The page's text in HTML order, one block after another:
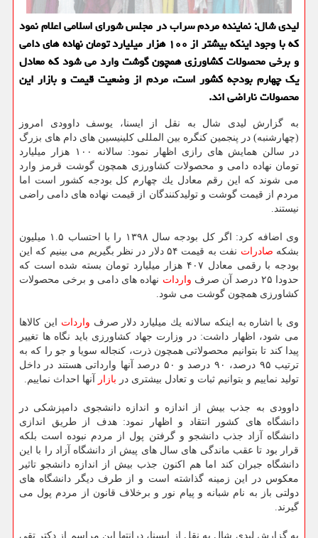
لیدی شال: نماینده مردم سراب در مجلس شورای اسلامی اعلام نمود
كه با وجود اینكه بیشتر از ۱۰۰ هزار میلیارد تومان نهاده های دامی
و برخی محصولات كشاورزی همچون گوشت وارد می شود كه معادل
یك چهارم بودجه كشور است، مردم از وضعیت قیمت و بازار این
محصولات ناراضی اند.
به گزارش لیدی شال به نقل از ایسنا، یوسف داوودی امروز
(چهارشنبه) در پنجمین كنگره بین المللی كلینیسین های دام های بزرگ
در سالن همایش های رازی اظهار نمود: سالانه ۱۰۰ هزار میلیارد
تومان نهاده دامی و محصولات كشاورزی همچون گوشت قرمز وارد
می شوند كه این رقم معادل یك چهارم كل بودجه كشور است اما
مردم از قیمت گوشت و تولیدكنندگان از قیمت نهاده های دامی راضی
نیستند.
وی اضافه كرد: اگر كل بودجه سال ۱۳۹۸ را با احتساب ۱.۵ میلیون
بشكه صادرات
نفت به قیمت ۵۴ دلار در نظر بگیریم می بینیم كه این
بودجه با رقمی معادل ۴۰۷ هزار میلیارد تومان بسته شده است كه
حدودا ۲۵ درصد آن صرف
واردات نهاده های دامی و برخی محصولات
كشاورزی همچون گوشت می شود.
وی با اشاره به اینكه سالانه یك میلیارد دلار صرف واردات این كالاها
می شود، اظهار داشت: در وزارت جهاد كشاورزی باید نگاه ها تغییر
پیدا كند تا بتوانیم محصولاتی همچون ذرت، كنجاله سویا و جو را كه به
ترتیب ۹۵ درصد، ۹۰ درصد و ۵۰ درصد آنها وارداتی هستند در داخل
تولید نماییم و بتوانیم ثبات و تعادل بیشتری در بازار آنها احداث نماییم.
داوودی به جذب بیش از اندازه و اندازه دانشجوی دامپزشكی در
دانشگاه های كشور انتقاد و اظهار نمود: هدف از طریق اندازی
دانشگاه آزاد جذب دانشجو و گرفتن پول از مردم نبوده است بلكه
قرار بود تا عقب ماندگی های سال های پیش از دانشگاه آزاد را با این
دانشگاه جبران كند اما هم اكنون جذب بیش از اندازه دانشجو تاثیر
معكوس در این زمینه گذاشته است و از طرف دیگر دانشگاه های
دولتی باز به نام شبانه و پیام نور و برخلاف قانون از مردم پول می
گیرند.
به گزارش لیدی شال به نقل از ایسنا، درانتها این مراسم از دكتر تقی